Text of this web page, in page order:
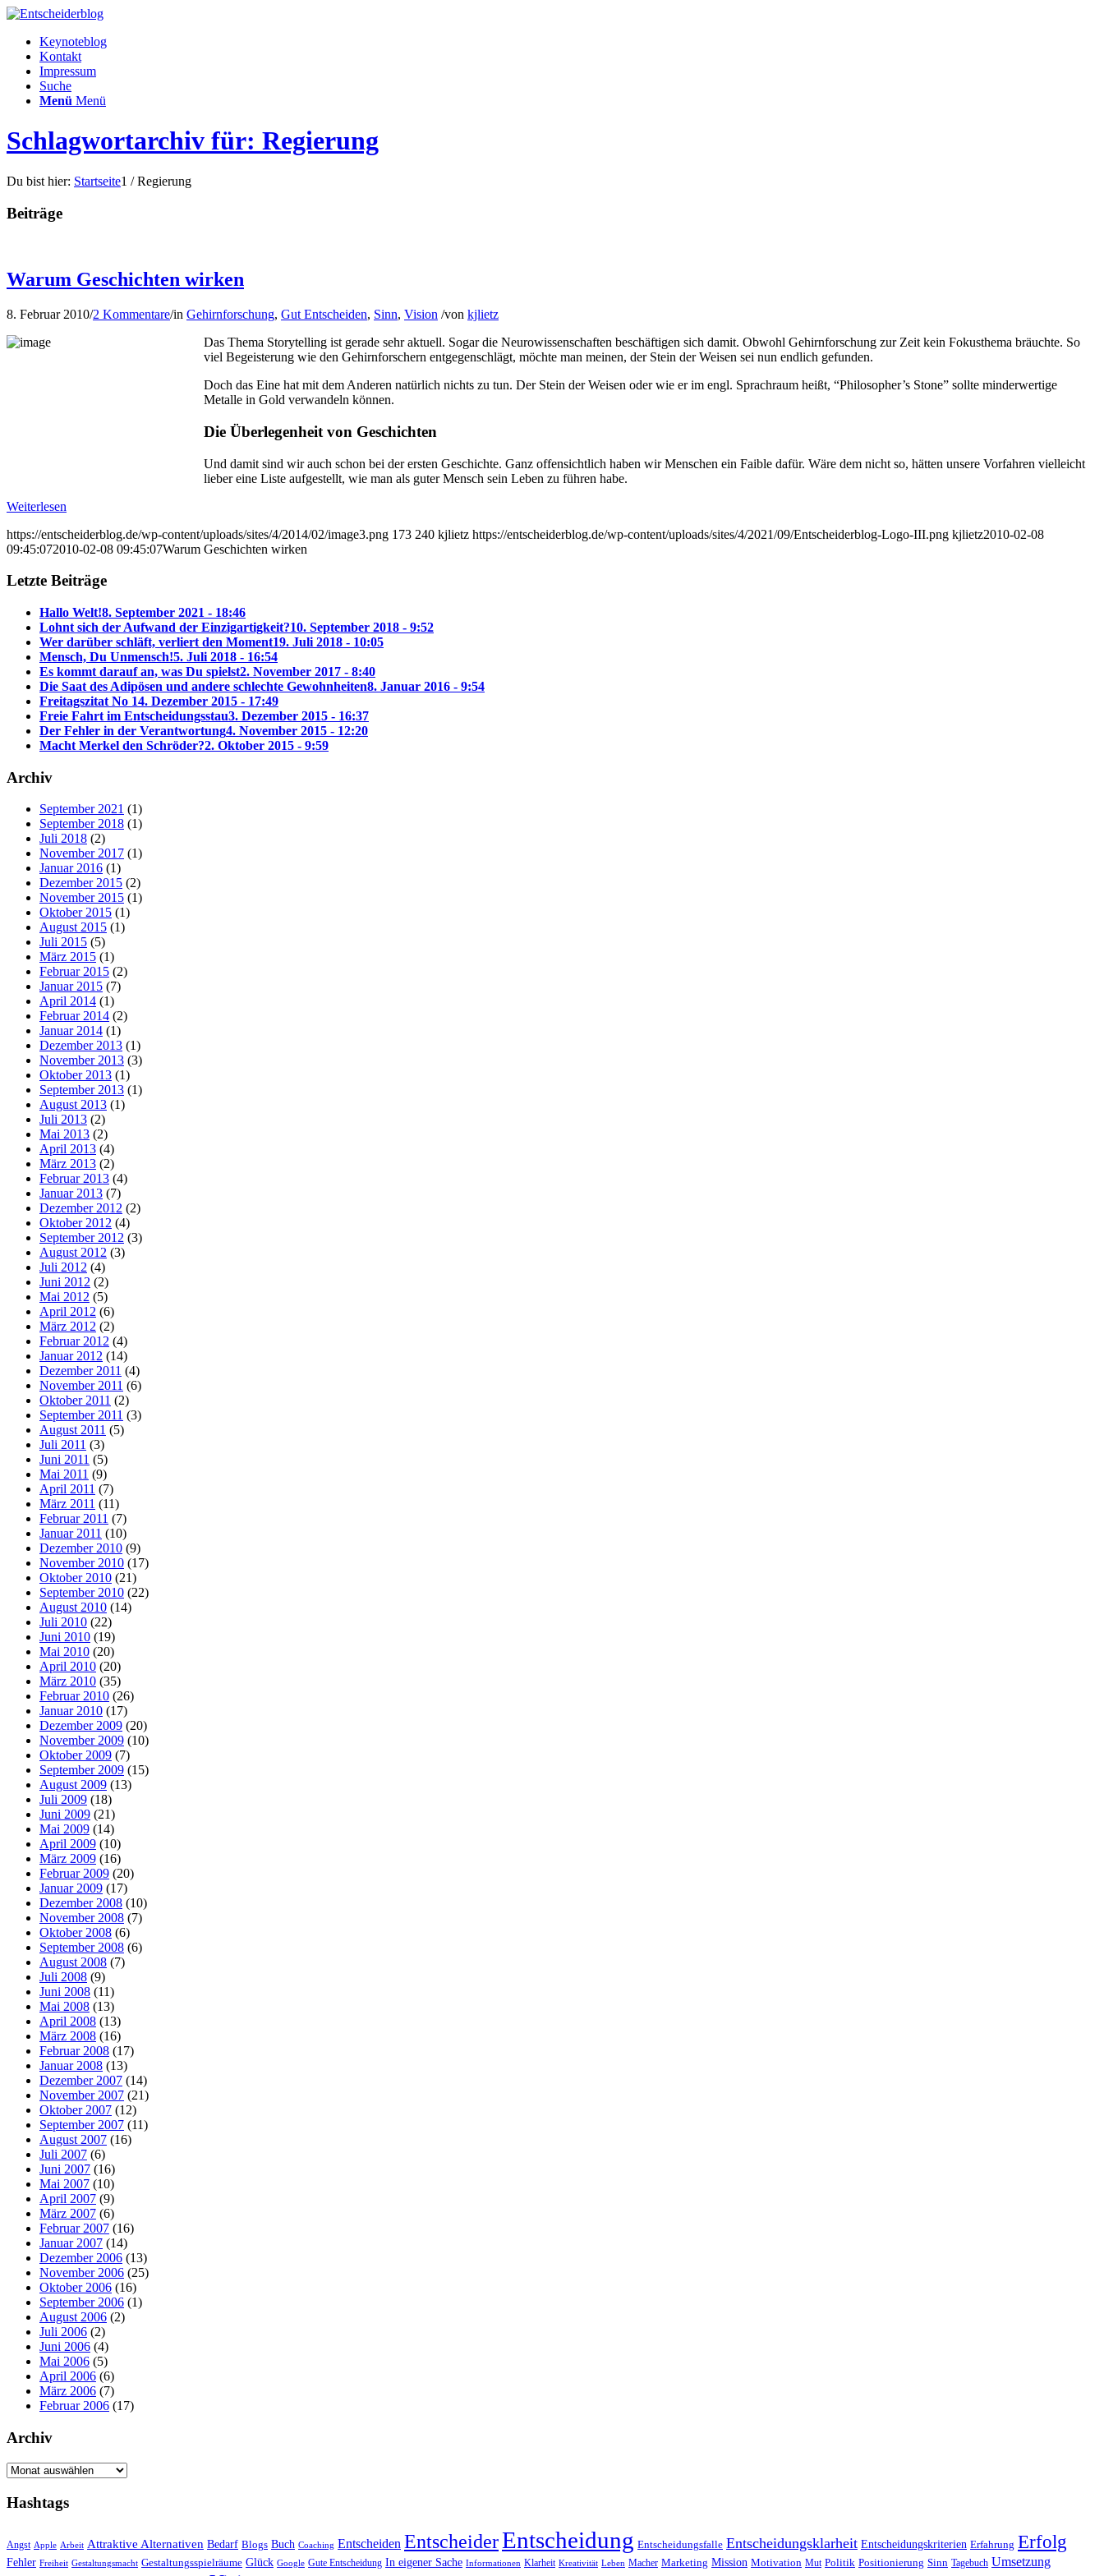
Keynoteblog
Kontakt
Impressum
Suche
Menü Menü
Schlagwortarchiv für: Regierung
Du bist hier: Startseite1 / Regierung
Beiträge
Warum Geschichten wirken
8. Februar 2010/2 Kommentare/in Gehirnforschung, Gut Entscheiden, Sinn, Vision /von kjlietz
Das Thema Storytelling ist gerade sehr aktuell. Sogar die Neurowissenschaften beschäftigen sich damit. Obwohl Gehirnforschung zur Zeit kein Fokusthema bräuchte. So
viel Begeisterung wie den Gehirnforschern entgegenschlägt, möchte man meinen, der Stein der Weisen sei nun endlich gefunden.
Doch das Eine hat mit dem Anderen natürlich nichts zu tun. Der Stein der Weisen oder wie er im engl. Sprachraum heißt, “Philosopher’s Stone” sollte minderwertige
Metalle in Gold verwandeln können.
Die Überlegenheit von Geschichten
Und damit sind wir auch schon bei der ersten Geschichte. Ganz offensichtlich haben wir Menschen ein Faible dafür. Wäre dem nicht so, hätten unsere Vorfahren vielleicht
lieber eine Liste aufgestellt, wie man als guter Mensch sein Leben zu führen habe.
Weiterlesen
https://entscheiderblog.de/wp-content/uploads/sites/4/2014/02/image3.png 173 240 kjlietz https://entscheiderblog.de/wp-content/uploads/sites/4/2021/09/Entscheiderblog-Logo-III.png kjlietz2010-02-08
09:45:072010-02-08 09:45:07Warum Geschichten wirken
Letzte Beiträge
Hallo Welt!8. September 2021 - 18:46
Lohnt sich der Aufwand der Einzigartigkeit?10. September 2018 - 9:52
Wer darüber schläft, verliert den Moment19. Juli 2018 - 10:05
Mensch, Du Unmensch!5. Juli 2018 - 16:54
Es kommt darauf an, was Du spielst2. November 2017 - 8:40
Die Saat des Adipösen und andere schlechte Gewohnheiten8. Januar 2016 - 9:54
Freitagszitat No 14. Dezember 2015 - 17:49
Freie Fahrt im Entscheidungsstau3. Dezember 2015 - 16:37
Der Fehler in der Verantwortung4. November 2015 - 12:20
Macht Merkel den Schröder?2. Oktober 2015 - 9:59
Archiv
September 2021 (1)
September 2018 (1)
Juli 2018 (2)
November 2017 (1)
Januar 2016 (1)
Dezember 2015 (2)
November 2015 (1)
Oktober 2015 (1)
August 2015 (1)
Juli 2015 (5)
März 2015 (1)
Februar 2015 (2)
Januar 2015 (7)
April 2014 (1)
Februar 2014 (2)
Januar 2014 (1)
Dezember 2013 (1)
November 2013 (3)
Oktober 2013 (1)
September 2013 (1)
August 2013 (1)
Juli 2013 (2)
Mai 2013 (2)
April 2013 (4)
März 2013 (2)
Februar 2013 (4)
Januar 2013 (7)
Dezember 2012 (2)
Oktober 2012 (4)
September 2012 (3)
August 2012 (3)
Juli 2012 (4)
Juni 2012 (2)
Mai 2012 (5)
April 2012 (6)
März 2012 (2)
Februar 2012 (4)
Januar 2012 (14)
Dezember 2011 (4)
November 2011 (6)
Oktober 2011 (2)
September 2011 (3)
August 2011 (5)
Juli 2011 (3)
Juni 2011 (5)
Mai 2011 (9)
April 2011 (7)
März 2011 (11)
Februar 2011 (7)
Januar 2011 (10)
Dezember 2010 (9)
November 2010 (17)
Oktober 2010 (21)
September 2010 (22)
August 2010 (14)
Juli 2010 (22)
Juni 2010 (19)
Mai 2010 (20)
April 2010 (20)
März 2010 (35)
Februar 2010 (26)
Januar 2010 (17)
Dezember 2009 (20)
November 2009 (10)
Oktober 2009 (7)
September 2009 (15)
August 2009 (13)
Juli 2009 (18)
Juni 2009 (21)
Mai 2009 (14)
April 2009 (10)
März 2009 (16)
Februar 2009 (20)
Januar 2009 (17)
Dezember 2008 (10)
November 2008 (7)
Oktober 2008 (6)
September 2008 (6)
August 2008 (7)
Juli 2008 (9)
Juni 2008 (11)
Mai 2008 (13)
April 2008 (13)
März 2008 (16)
Februar 2008 (17)
Januar 2008 (13)
Dezember 2007 (14)
November 2007 (21)
Oktober 2007 (12)
September 2007 (11)
August 2007 (16)
Juli 2007 (6)
Juni 2007 (16)
Mai 2007 (10)
April 2007 (9)
März 2007 (6)
Februar 2007 (16)
Januar 2007 (14)
Dezember 2006 (13)
November 2006 (25)
Oktober 2006 (16)
September 2006 (1)
August 2006 (2)
Juli 2006 (2)
Juni 2006 (4)
Mai 2006 (5)
April 2006 (6)
März 2006 (7)
Februar 2006 (17)
Archiv
Archiv
Hashtags
Angst Apple Arbeit Attraktive Alternativen Bedarf Blogs Buch Coaching Entscheiden EntscheiderEntscheidung Entscheidungsfalle Entscheidungsklarheit Entscheidungskriterien Erfahrung Erfolg
Fehler Freiheit Gestaltungsmacht Gestaltungsspielräume Glück Google Gute Entscheidung In eigener Sache Informationen Klarheit Kreativität Leben Macher Marketing Mission Motivation Mut Politik Positionierung Sinn Tagebuch Umsetzung